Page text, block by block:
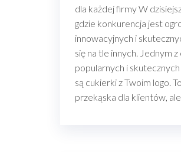
dla każdej firmy W
gdzie konkurencja jest
innowacyjnych i
się na tle innych. Jednym
popularnych i
są cukierki z Twoim logo.
przekąska dla klientów,